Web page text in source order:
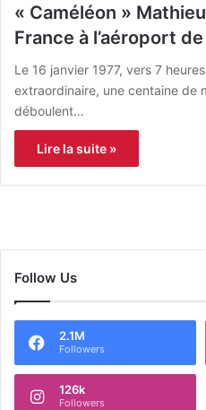
« Caméléon »
France à l’aéroport
Le 16 janvier 1977, vers 7
extraordinaire, une centaine de
déboulent…
Lire la suite »
Follow Us
2.1M
Followers
126k
Followers